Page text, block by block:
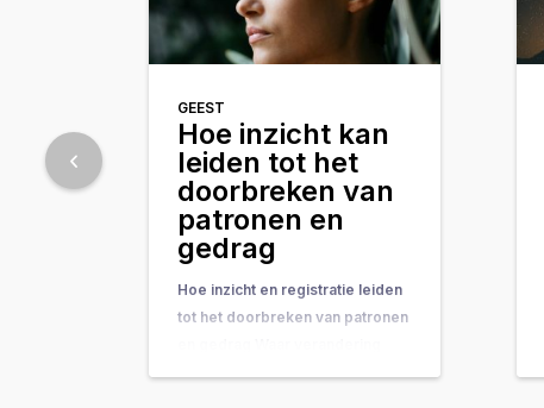
GEEST
Hoe inzicht kan
leiden tot het
doorbreken van
patronen en
gedrag
Hoe inzicht en registratie leiden
tot het doorbreken van patronen